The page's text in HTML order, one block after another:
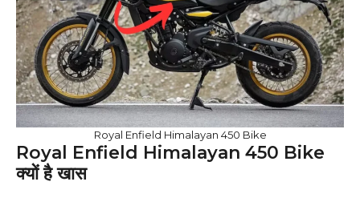
Royal Enfield Himalayan 450 Bike
Royal Enfield Himalayan 450 Bike
क्यों है खास